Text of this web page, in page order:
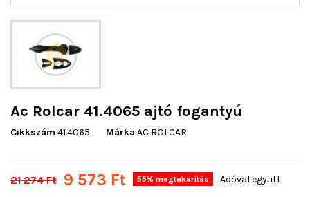
Ac Rolcar 41.4065 ajtó fogantyú
Cikkszám 41.4065 Márka AC ROLCAR
21 274 Ft 9 573 Ft 55% megtakarítás Adóval együtt